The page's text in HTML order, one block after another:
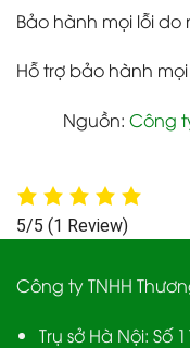
Bảo hành mọi lỗi
Hỗ trợ bảo hành
Nguồn: Công
5/5 (1 Review)
Công ty TNHH
Trụ sở Hà Nội: Số